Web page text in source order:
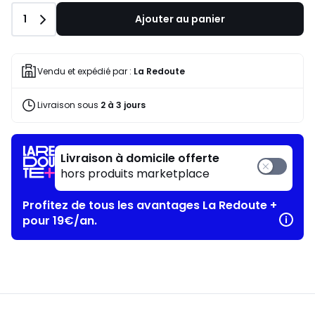
Quantité
1 Ajouter au panier
Vendu et expédié par : La Redoute
Livraison sous 2 à 3 jours
Livraison à domicile offerte
hors produits marketplace
Profitez de tous les avantages La Redoute +
pour 19€/an.